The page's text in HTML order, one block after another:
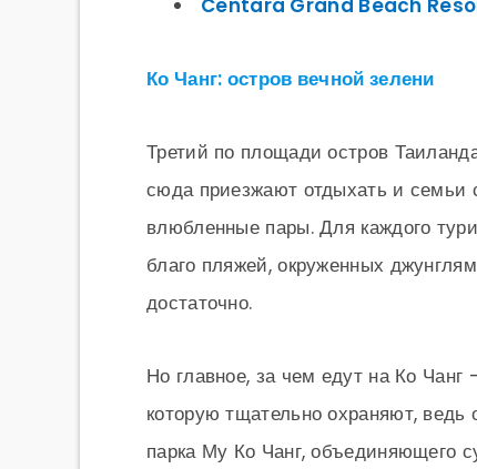
Centara Grand Beach
Ко Чанг: остров вечной зелени
Третий по площади остров
сюда приезжают отдыхать и
влюбленные пары. Для каждого
благо пляжей, окруженных
достаточно.
Но главное, за чем едут на Ко Чанг
которую тщательно охраняют, ведь
парка Му Ко Чанг, объединяющего